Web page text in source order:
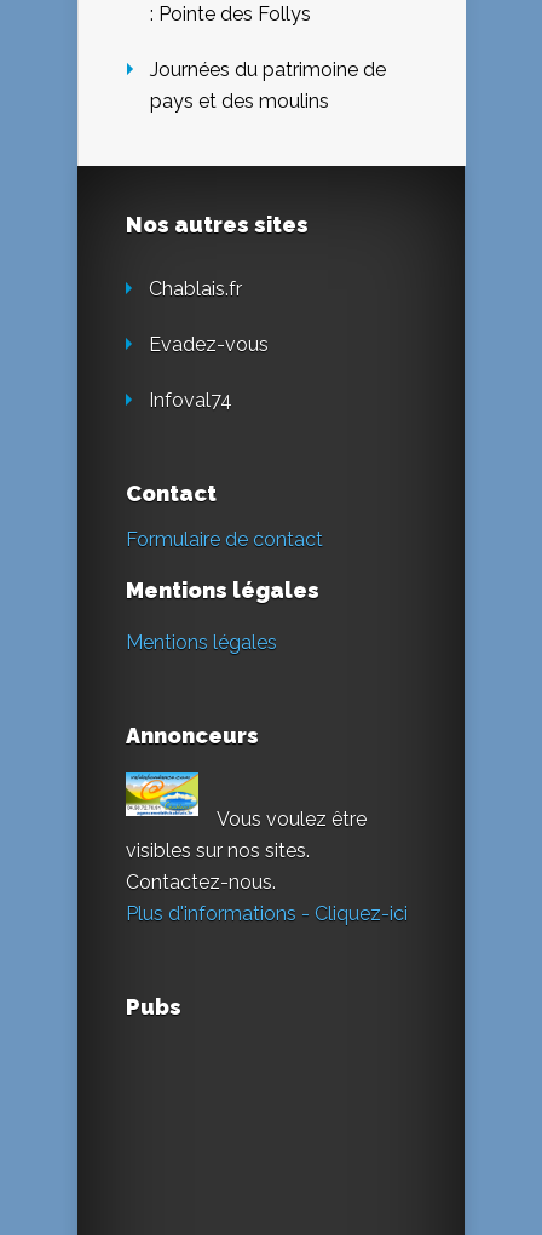
: Pointe des Follys
Journées du patrimoine de
pays et des moulins
Nos autres sites
Chablais.fr
Evadez-vous
Infoval74
Contact
Formulaire de contact
Mentions légales
Mentions légales
Annonceurs
Vous voulez être
visibles sur nos sites.
Contactez-nous.
Plus d'informations - Cliquez-ici
Pubs